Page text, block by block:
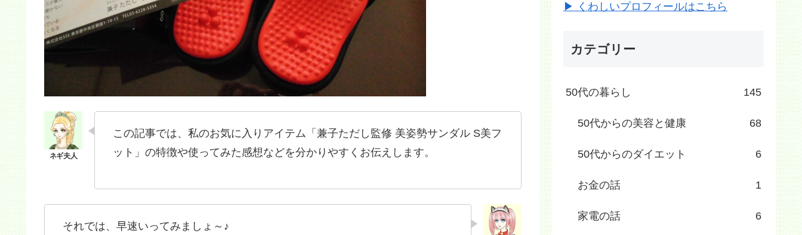
この記事では、私のお気に入りアイテム「兼子ただし監修 美姿勢サンダル S美フ
ット」の特徴や使ってみた感想などを分かりやすくお伝えします。
それでは、早速いってみましょ～♪
▶ くわしいプロフィールはこちら
カテゴリー
50代の暮らし 145
50代からの美容と健康 68
50代からのダイエット 6
お金の話 1
家電の話 6